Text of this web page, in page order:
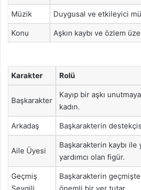
Müzik Duygusal ve etkileyici
Konu Aşkın kaybı ve özlem
Karakter Rolü
Başkarakter
Kayıp bir aşkı
kadın.
Arkadaş Başkarakterin
Aile Üyesi
Başkarakterin kaybı ile
yardımcı olan figür.
Geçmiş
Sevgili
Başkarakterin
önemli bir yer tutar.